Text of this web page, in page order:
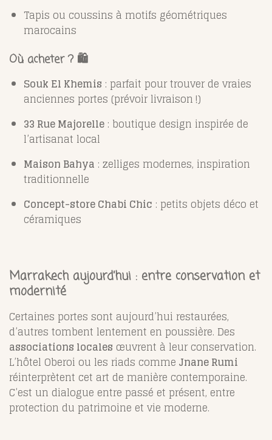
Tapis ou coussins à motifs géométriques
marocains
Où acheter ? 🛍️
Souk El Khemis : parfait pour trouver de vraies
anciennes portes (prévoir livraison !)
33 Rue Majorelle : boutique design inspirée de
l’artisanat local
Maison Bahya : zelliges modernes, inspiration
traditionnelle
Concept-store Chabi Chic : petits objets déco et
céramiques
Marrakech aujourd’hui : entre conservation et
modernité
Certaines portes sont aujourd’hui restaurées,
d’autres tombent lentement en poussière. Des
associations locales œuvrent à leur conservation.
L’hôtel Oberoi ou les riads comme Jnane Rumi
réinterprètent cet art de manière contemporaine.
C’est un dialogue entre passé et présent, entre
protection du patrimoine et vie moderne.